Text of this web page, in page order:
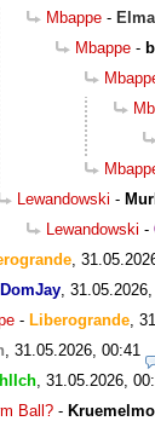
Mbappe -
Mbappe -
Lewandowski -
Lewandowski -
DomJay
- Liberogrande
31.05.2026, 00:41
31.05.2026,
Ball? -